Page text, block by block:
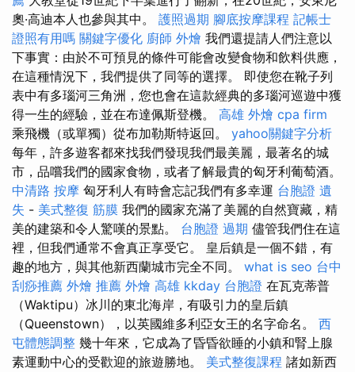
奧·高迪本人也參與其中。 護照過期 腳底按摩課程 記帳士
證照有用嗎 關鍵字優化 廚師 外燴 我們還提請人們注意以
下事實：由於不可預見的條件可能會改變食物和飲料供應，
在這種情況下，我們提供了同等的選擇。 即使您在靴子列
表中有多瑙河三角洲，您也會在這款經典的多瑙河巡遊中獲
得一生的經驗，並在布達佩斯登機。 高雄 外燴 cpa firm
乘飛機（或單獨）從布加勒斯特返回。 yahoo關鍵字分析
每年，許多遊客都來找我們發現我們最美麗，最著名的城
市，品嚐我們的國家食物，或者了解最貴的匈牙利葡萄酒。
中清路 按摩 匈牙利人有時會忘記我們有多幸運 台胞證 遺
失 - 美式整復 筋膜 我們的國家充滿了美麗的自然寶藏，精
美的建築和令人驚嘆的景點。 台胞證 過期 儘管我們住在這
裡，但我們通常不會真正享受它。 皇后鎮是一個不錯，有
趣的地方，與其他新西蘭城市完全不同。 what is seo 台中
刮痧推薦 外燴 推薦 外燴 高雄 kkday 台胞證 在瓦克蒂普
（Waktipu）冰川的東北海岸，有吸引力的皇后鎮
（Queenstown），以英國維多利亞女王的名字命名。 西
屯體態調整 幾十年來，它成為了昏昏欲睡的小鎮和腎上腺
素運動中心的受歡迎的旅遊勝地。 美式整復課程 諸如新西